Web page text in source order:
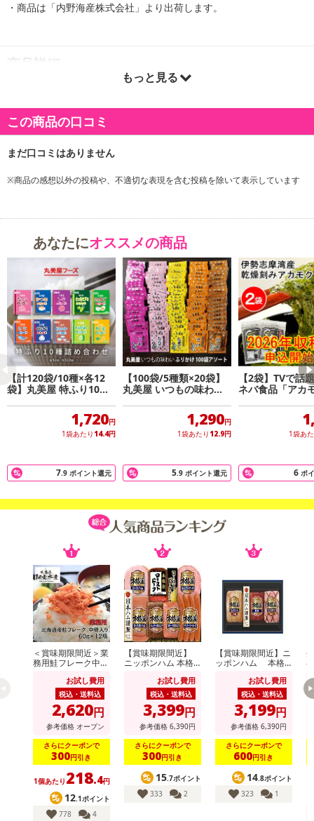
・商品は「内野海産株式会社」より出荷します。
商品詳細
砂糖を使用し、癖のない味になって大変飲みやすくなっておりま
体の心からポカポカに。寒い日などに是非お役立て下さいませ。
・賞味期限：製造日より11カ月
・アレルギー表示：なし
砂糖を使用し、癖のない味になって大変飲みやすくなっておりま
体の心からポカポカに。寒い日などに是非お役立て下さいませ
・注意事項：直射日光を避け常温で保存ください。
注意事項
【賞味・消費期限のある商品について】
商品到着時点でのお日持ち期間は、配送日数などにより異なります
のでご了承ください。
【キャンセルについて】
※お申込み後のキャンセルはお受けできません。
記載されている内容を必ずご確認いただき、お届けする商品セット
にご納得いただきましたうえでお申し込みください。
※パッケージ変更や商品リニューアル（成分など含む）等により、
参考の掲載画像や画像内のバーコードなど、お届け商品と多少異な
もっと見る
この商品の口コミ
※商品の感想以外の投稿や、不適切な表現を含む投稿を除いて表示しています
あなたにオススメの商品
【計120袋/10種×各12
袋】丸美屋 特ふり10種
1,720円
1袋あたり 14.4円
7.9 ポイント還元
【100袋/5種類×20袋】
丸美屋 いつもの味わい
1,290円
1袋あたり 12.9円
5.9 ポイント還元
【2袋】TVで話
ネバ食品「アカ
大注目のスーパ
1袋あ
6 ポ
＜賞味期限間近＞業
務用鮭フレーク中骨
お試し費用
税込・送料込
2,620円
参考価格 オープン
さらにクーポンで
300円引き
1個あたり 218.4円
12.1ポイント
778
4
【賞味期限間近】
ニッポンハム 本格
お試し費用
税込・送料込
3,399円
参考価格 6,390円
さらにクーポンで
300円引き
15.7ポイント
333
2
【賞味期限間近】ニ
ッポンハム 本格
お試し費用
税込・送料込
3,199円
参考価格 6,390円
さらにクーポンで
600円引き
14.8ポイント
323
1